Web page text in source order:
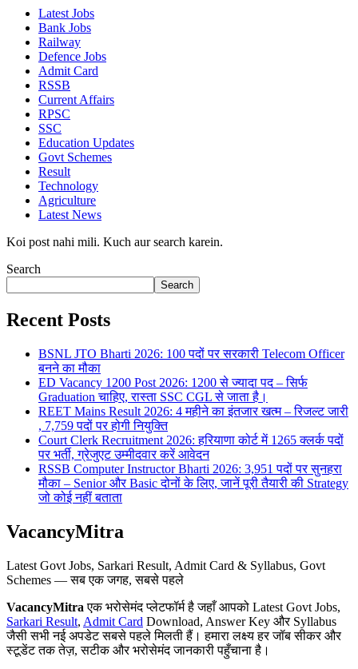
Latest Jobs
Bank Jobs
Railway
Defence Jobs
Admit Card
RSSB
Current Affairs
RPSC
SSC
Education Updates
Govt Schemes
Result
Technology
Agriculture
Latest News
Koi post nahi mili. Kuch aur search karein.
Search
Search
Recent Posts
BSNL JTO Bharti 2026: 100 पदों पर सरकारी Telecom Officer
बनने का मौका
ED Vacancy 1200 Post 2026: 1200 से ज्यादा पद – सिर्फ
Graduation चाहिए, रास्ता SSC CGL से जाता है।
REET Mains Result 2026: 4 महीने का इंतजार खत्म – रिजल्ट जारी
, 7,759 पदों पर होगी नियुक्ति
Court Clerk Recruitment 2026: हरियाणा कोर्ट में 1265 क्लर्क पदों
पर भर्ती, ग्रेजुएट उम्मीदवार करें आवेदन
RSSB Computer Instructor Bharti 2026: 3,951 पदों पर सुनहरा
मौका – Senior और Basic दोनों के लिए, जानें पूरी तैयारी की Strategy
जो कोई नहीं बताता
VacancyMitra
Latest Govt Jobs, Sarkari Result, Admit Card & Syllabus, Govt
Schemes — सब एक जगह, सबसे पहले
VacancyMitra एक भरोसेमंद प्लेटफॉर्म है जहाँ आपको Latest Govt Jobs,
Sarkari Result, Admit Card Download, Answer Key और Syllabus
जैसी सभी नई अपडेट सबसे पहले मिलती हैं। हमारा लक्ष्य हर जॉब सीकर और
स्टूडेंट तक तेज़, सटीक और भरोसेमंद जानकारी पहुँचाना है।